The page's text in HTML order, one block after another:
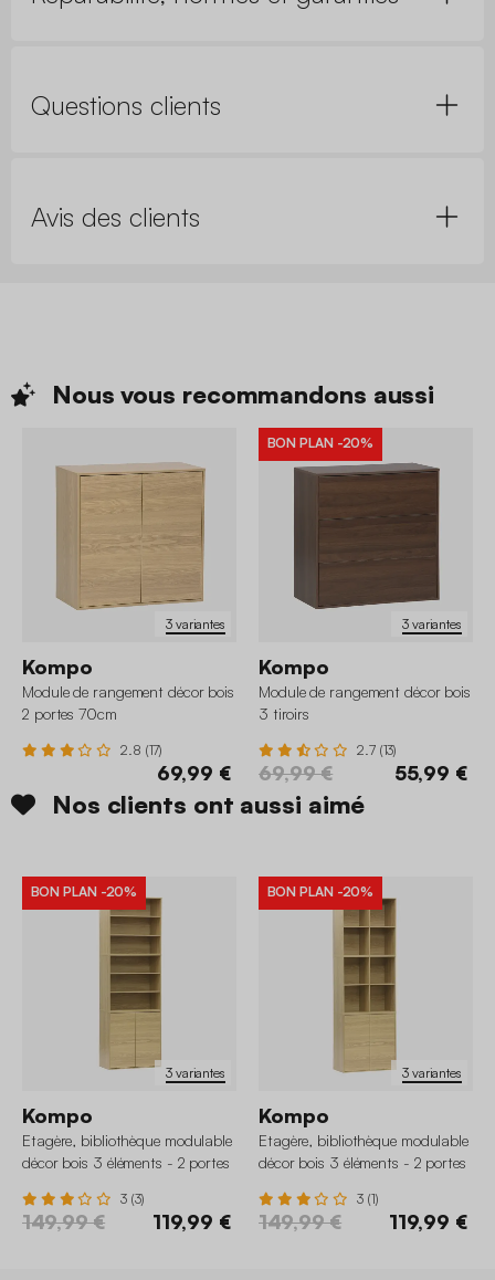
Questions clients
Avis des clients
Nous vous recommandons aussi
3 variantes
Kompo
Module de rangement décor bois
2 portes 70cm
2.8 (17)
69,99 €
3 variantes
BON PLAN -20%
Kompo
Module de rangement décor bois
3 tiroirs
2.7 (13)
69,99 € 55,99 €
Nos clients ont aussi aimé
3 variantes
BON PLAN -20%
Kompo
Etagère, bibliothèque modulable
décor bois 3 éléments - 2 portes
3 (3)
149,99 € 119,99 €
3 variantes
BON PLAN -20%
Kompo
Etagère, bibliothèque modulable
décor bois 3 éléments - 2 portes
3 (1)
149,99 € 119,99 €